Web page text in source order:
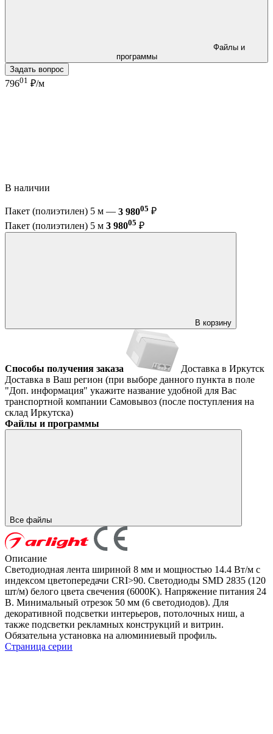
программы
Задать вопрос
79601 ₽/м
В наличии
Пакет (полиэтилен) 5 м — 3 98005 ₽
Пакет (полиэтилен) 5 м 3 98005 ₽
В корзину
Способы получения заказа
Доставка в Иркутск
Доставка в Ваш регион (при выборе данного пункта в поле
"Доп. информация" укажите название удобной для Вас
транспортной компании Самовывоз (после поступления на
склад Иркутска)
Файлы и программы
Все файлы
Описание
Светодиодная лента шириной 8 мм и мощностью 14.4 Вт/м с
индексом цветопередачи CRI>90. Светодиоды SMD 2835 (120
шт/м) белого цвета свечения (6000K). Напряжение питания 24
В. Минимальный отрезок 50 мм (6 светодиодов). Для
декоративной подсветки интерьеров, потолочных ниш, а
также подсветки рекламных конструкций и витрин.
Обязательна установка на алюминиевый профиль.
Страница серии